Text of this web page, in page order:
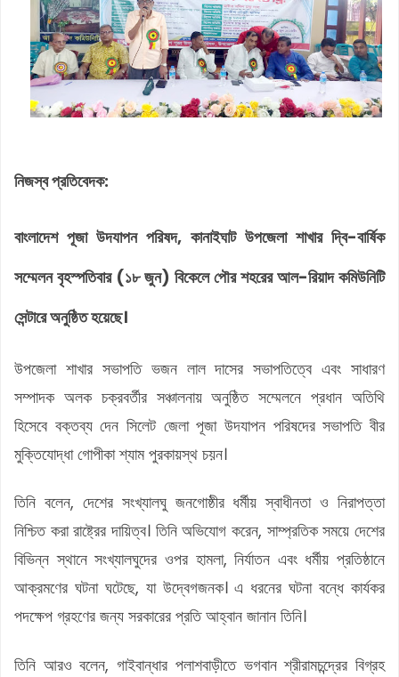
নিজস্ব প্রতিবেদক:
বাংলাদেশ পূজা উদযাপন পরিষদ, কানাইঘাট উপজেলা শাখার দ্বি-বার্ষিক
সম্মেলন বৃহস্পতিবার (১৮ জুন) বিকেলে পৌর শহরের আল-রিয়াদ কমিউনিটি
সেন্টারে অনুষ্ঠিত হয়েছে।
উপজেলা শাখার সভাপতি ভজন লাল দাসের সভাপতিত্বে এবং সাধারণ
সম্পাদক অলক চক্রবর্তীর সঞ্চালনায় অনুষ্ঠিত সম্মেলনে প্রধান অতিথি
হিসেবে বক্তব্য দেন সিলেট জেলা পূজা উদযাপন পরিষদের সভাপতি বীর
মুক্তিযোদ্ধা গোপীকা শ্যাম পুরকায়স্থ চয়ন।
তিনি বলেন, দেশের সংখ্যালঘু জনগোষ্ঠীর ধর্মীয় স্বাধীনতা ও নিরাপত্তা
নিশ্চিত করা রাষ্ট্রের দায়িত্ব। তিনি অভিযোগ করেন, সাম্প্রতিক সময়ে দেশের
বিভিন্ন স্থানে সংখ্যালঘুদের ওপর হামলা, নির্যাতন এবং ধর্মীয় প্রতিষ্ঠানে
আক্রমণের ঘটনা ঘটেছে, যা উদ্বেগজনক। এ ধরনের ঘটনা বন্ধে কার্যকর
পদক্ষেপ গ্রহণের জন্য সরকারের প্রতি আহ্বান জানান তিনি।
তিনি আরও বলেন, গাইবান্ধার পলাশবাড়ীতে ভগবান শ্রীরামচন্দ্রের বিগ্রহ